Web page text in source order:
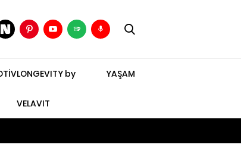
LONGEVITY by
VELAVIT
YAŞAM